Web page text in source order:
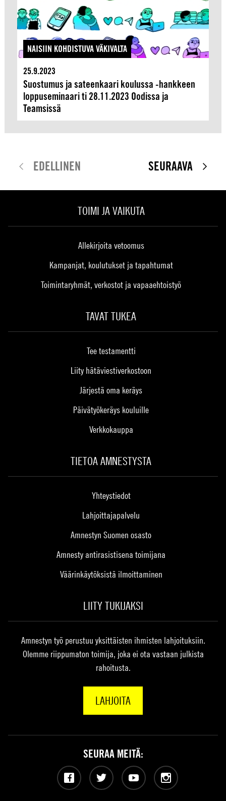
NAISIIN KOHDISTUVA VÄKIVALTA
25.9.2023
Suostumus ja sateenkaari koulussa -hankkeen
loppuseminaari ti 28.11.2023 Oodissa ja
Teamsissä
EDELLINEN SEURAAVA
TOIMI JA VAIKUTA
Allekirjoita vetoomus
Kampanjat, koulutukset ja tapahtumat
Toimintaryhmät, verkostot ja vapaaehtoistyö
TAVAT TUKEA
Tee testamentti
Liity hätäviestiverkostoon
Järjestä oma keräys
Päivätyökeräys kouluille
Verkkokauppa
TIETOA AMNESTYSTA
Yhteystiedot
Lahjoittajapalvelu
Amnestyn Suomen osasto
Amnesty antirasistisena toimijana
Väärinkäytöksistä ilmoittaminen
LIITY TUKIJAKSI
Amnestyn työ perustuu yksittäisten ihmisten lahjoituksiin.
Olemme riippumaton toimija, joka ei ota vastaan julkista
rahoitusta.
LAHJOITA
SEURAA MEITÄ:
Facebook Twitter YouTubeInstagram